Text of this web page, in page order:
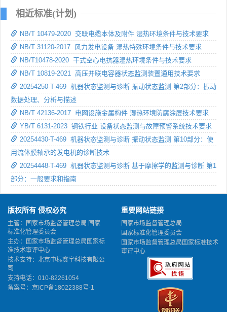
相近标准(计划)
NB/T 10479-2020 交联电缆本体及附件 湿热环境条件与技术要求
NB/T 31120-2017 风力发电设备 湿热特殊环境条件与技术要求
NB/T10478-2020 干式空心电抗器湿热环境条件与技术要求
NB/T 10819-2021 高压并联电容器状态监测装置通用技术要求
20254250-T-469 机器状态监测与诊断 振动状态监测 第2部分：振动
数据处理、分析与描述
NB/T 42136-2017 电网设施金属构件 湿热环境防腐涂层技术要求
YB/T 6131-2023 钢铁行业 设备状态监测与故障预警系统技术要求
20254430-T-469 机器状态监测与诊断 振动状态监测 第10部分：使
用流体膜轴承的发电机的诊断技术
20254448-T-469 机器状态监测与诊断 基于摩擦学的监测与诊断 第1
部分：一般要求和指南
版权所有 侵权必究
主管：国家市场监督管理总局 国家
标准化管理委员会
主办：国家市场监督管理总局国家标
准技术审评中心
技术支持：北京中标赛宇科技有限公
司
支持电话：010-82261054
备案号： 京ICP备18022388号-1
重要网站链接
国家市场监督管理总局
国家标准化管理委员会
国家市场监督管理总局国家标准技术
审评中心